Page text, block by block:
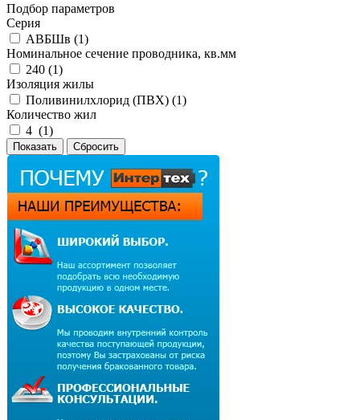
Подбор параметров
Серия
АВБШв (1)
Номинальное сечение проводника, кв.мм
240 (1)
Изоляция жилы
Поливинилхлорид (ПВХ) (1)
Количество жил
4 (1)